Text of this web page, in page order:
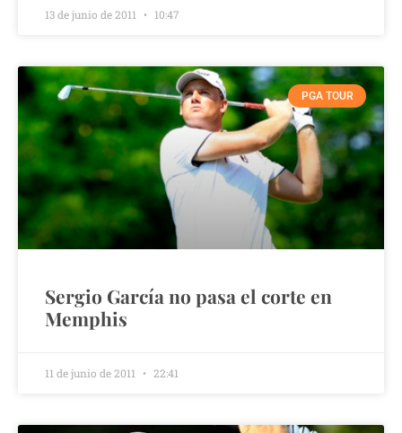
13 de junio de 2011 10:47
PGA TOUR
Sergio García no pasa el corte en
Memphis
11 de junio de 2011 22:41